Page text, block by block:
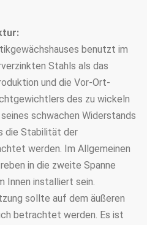
benutzt im
Stahls als das
und die Vor-Ort-
des zu wickeln
schwachen Widerstands
die Stabilität der
werden. Im Allgemeinen
in die zweite Spanne
Innen installiert sein.
sollte auf dem äußeren
betrachtet werden. Es ist